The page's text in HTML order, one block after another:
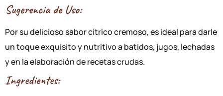
Sugerencia de Uso:
Por su delicioso sabor cítrico cremoso, es ideal para darle
un toque exquisito y nutritivo a batidos, jugos, lechadas
y en la elaboración de recetas crudas.
Ingredientes: